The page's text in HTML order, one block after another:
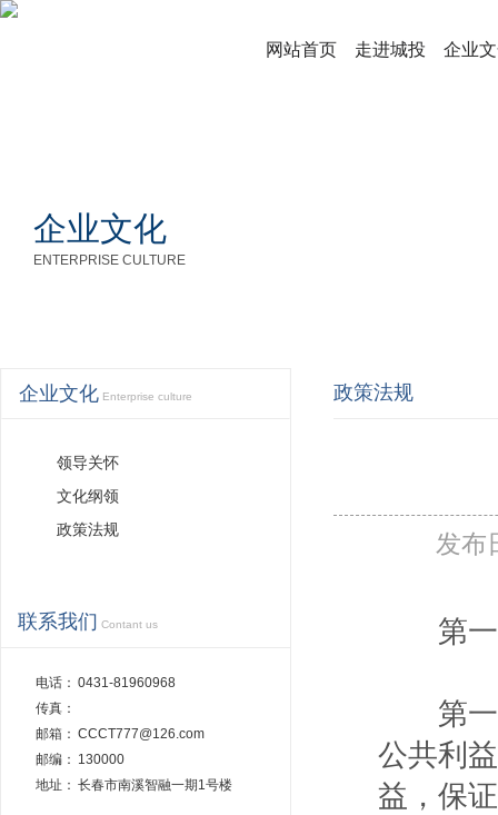
网站首页 走进城投 企业
企业文化
ENTERPRISE CULTURE
企业文化 Enterprise culture
领导关怀
文化纲领
政策法规
联系我们 Contant us
电话： 0431-81960968
传真：
邮箱： CCCT777@126.com
邮编： 130000
地址： 长春市南溪智融一期1号楼
政策法规
发布
第一
第一
公共利
益，保